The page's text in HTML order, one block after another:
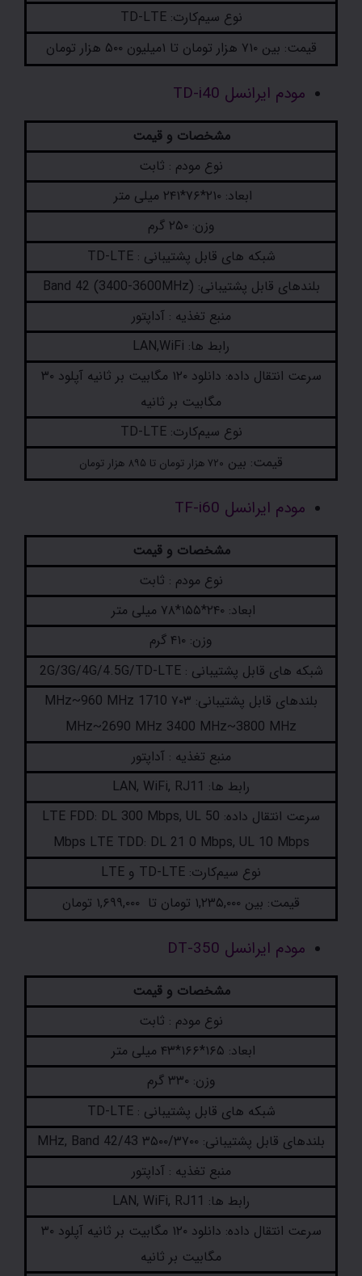
نوع سیم‌کارت: TD-LTE
قیمت: بین ۷۱۰ هزار تومان تا ۱میلیون ۵۰۰ هزار تومان
مودم ایرانسل TD-i40
مشخصات و قیمت
نوع مودم : ثابت
ابعاد: ۲۱۰*۷۶*۲۴۱ میلی متر
وزن: ۲۵۰ گرم
شبکه های قابل پشتیبانی : TD-LTE
بلندهای قابل پشتیبانی: (Band 42 (3400-3600MHz
منبع تغذیه : آداپتور
رابط ها: LAN,WiFi
سرعت انتقال داده: دانلود ۱۲۰ مگابیت بر ثانیه آپلود ۳۰
مگابیت بر ثانیه
نوع سیم‌کارت: TD-LTE
قیمت: بین ۷۲۰ هزار تومان تا ۸۹۵ هزار تومان
مودم ایرانسل TF-i60
مشخصات و قیمت
نوع مودم : ثابت
ابعاد: ۲۴۰*۱۵۵*۷۸ میلی متر
وزن: ۴۱۰ گرم
شبکه های قابل پشتیبانی : 2G/3G/4G/4.5G/TD-LTE
بلندهای قابل پشتیبانی: ۷۰۳ MHz~960 MHz 1710
MHz~2690 MHz 3400 MHz~3800 MHz
منبع تغذیه : آداپتور
رابط ها: LAN, WiFi, RJ11
سرعت انتقال داده: LTE FDD: DL 300 Mbps, UL 50
Mbps LTE TDD: DL 21 0 Mbps, UL 10 Mbps
نوع سیم‌کارت: TD-LTE و LTE
قیمت: بین ۱,۲۳۵,۰۰۰ تومان تا ۱,۶۹۹,۰۰۰ تومان
مودم ایرانسل DT-350
مشخصات و قیمت
نوع مودم : ثابت
ابعاد: ۱۶۵*۱۶۶*۴۳ میلی متر
وزن: ۳۳۰ گرم
شبکه های قابل پشتیبانی : TD-LTE
بلندهای قابل پشتیبانی: ۳۵۰۰/۳۷۰۰ MHz, Band 42/43
منبع تغذیه : آداپتور
رابط ها: LAN, WiFi, RJ11
سرعت انتقال داده: دانلود ۱۲۰ مگابیت بر ثانیه آپلود ۳۰
مگابیت بر ثانیه